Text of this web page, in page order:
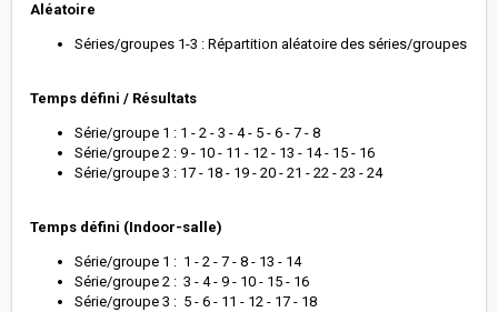
Aléatoire
Séries/groupes 1-3 : Répartition aléatoire des séries/groupes
Temps défini / Résultats
Série/groupe 1 : 1 - 2 - 3 - 4 - 5 - 6 - 7 - 8
Série/groupe 2 : 9 - 10 - 11 - 12 - 13 - 14 - 15 - 16
Série/groupe 3 : 17 - 18 - 19 - 20 - 21 - 22 - 23 - 24
Temps défini (Indoor-salle)
Série/groupe 1 : 1 - 2 - 7 - 8 - 13 - 14
Série/groupe 2 : 3 - 4 - 9 - 10 - 15 - 16
Série/groupe 3 : 5 - 6 - 11 - 12 - 17 - 18